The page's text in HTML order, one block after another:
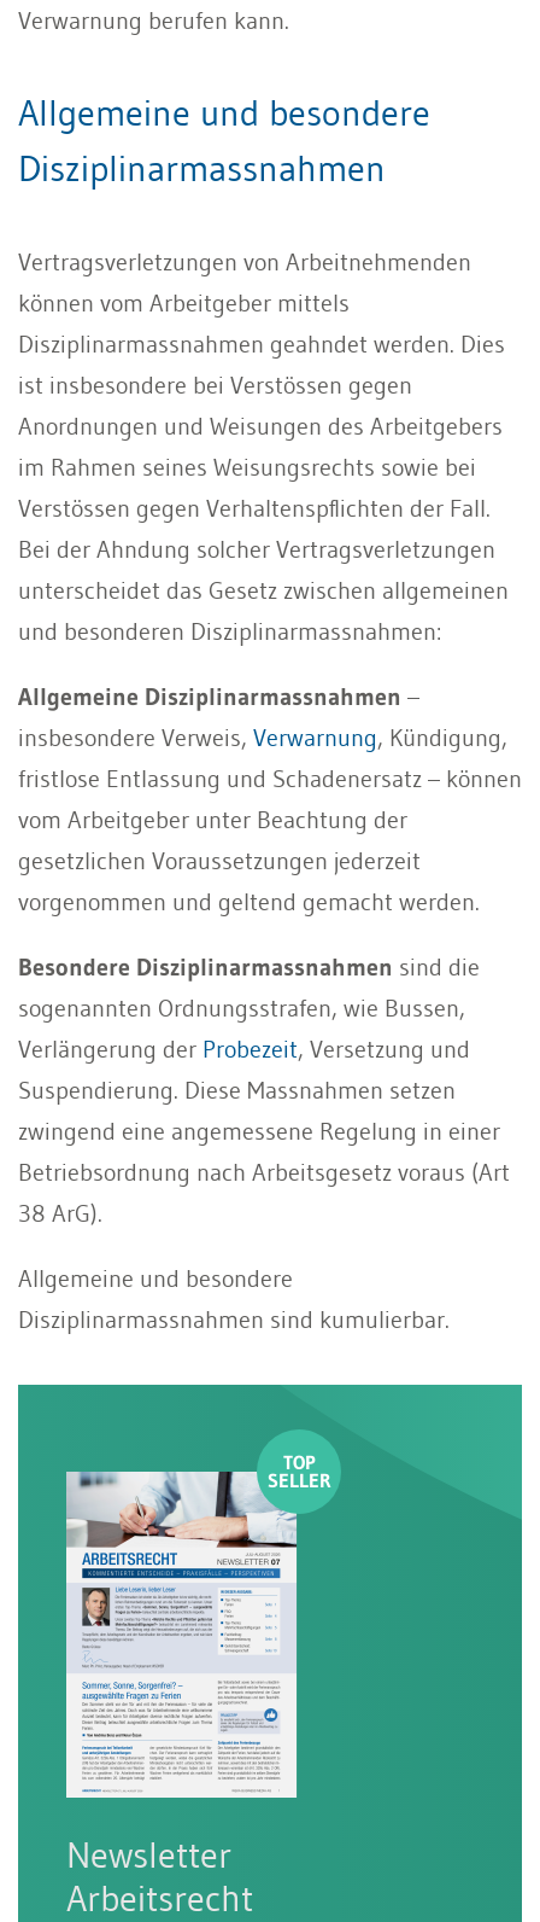
Verwarnung berufen kann.
Allgemeine und besondere
Disziplinarmassnahmen
Vertragsverletzungen von Arbeitnehmenden
können vom Arbeitgeber mittels
Disziplinarmassnahmen geahndet werden. Dies
ist insbesondere bei Verstössen gegen
Anordnungen und Weisungen des Arbeitgebers
im Rahmen seines Weisungsrechts sowie bei
Verstössen gegen Verhaltenspﬂichten der Fall.
Bei der Ahndung solcher Vertragsverletzungen
unterscheidet das Gesetz zwischen allgemeinen
und besonderen Disziplinarmassnahmen:
Allgemeine Disziplinarmassnahmen –
insbesondere Verweis, Verwarnung, Kündigung,
fristlose Entlassung und Schadenersatz – können
vom Arbeitgeber unter Beachtung der
gesetzlichen Voraussetzungen jederzeit
vorgenommen und geltend gemacht werden.
Besondere Disziplinarmassnahmen sind die
sogenannten Ordnungsstrafen, wie Bussen,
Verlängerung der Probezeit, Versetzung und
Suspendierung. Diese Massnahmen setzen
zwingend eine angemessene Regelung in einer
Betriebsordnung nach Arbeitsgesetz voraus (Art
38 ArG).
Allgemeine und besondere
Disziplinarmassnahmen sind kumulierbar.
Newsletter
Arbeitsrecht